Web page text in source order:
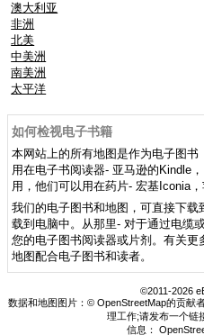
澳大利亚
非洲
北美
中美洲
南美洲
太平洋
如何检视电子书籍
本网站上的所有地图是作为电子图
用在电子书阅读器- 亚马逊的Kindle
用，他们可以用在药片- 宏基Iconia，
我们的电子图书和地图，可直接下
载到电脑中。从那里- 对于通过电缆
您的电子图书阅读器或片剂。有关
地图配合电子图书和读者。
©2011-2026
数据和地图图片：© OpenStreetMap的贡献
理工作;请发布一个链
信息：